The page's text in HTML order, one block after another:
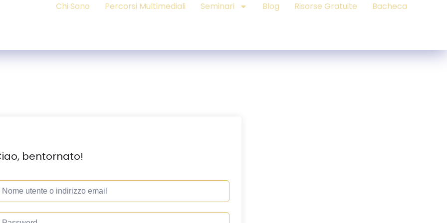
Chi Sono Percorsi Multimediali Seminari Blog Risorse Gratuite Bacheca
bentornato!